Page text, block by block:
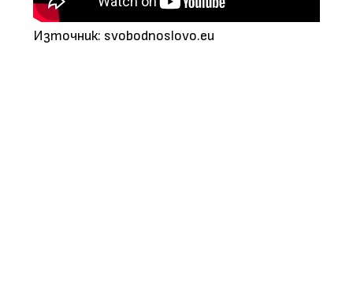
Източник: svobodnoslovo.eu